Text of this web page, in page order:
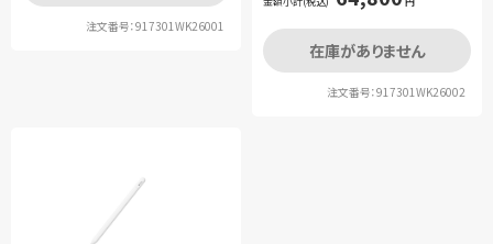
注文番号：917301WK26001
在庫がありません
注文番号：917301WK26002